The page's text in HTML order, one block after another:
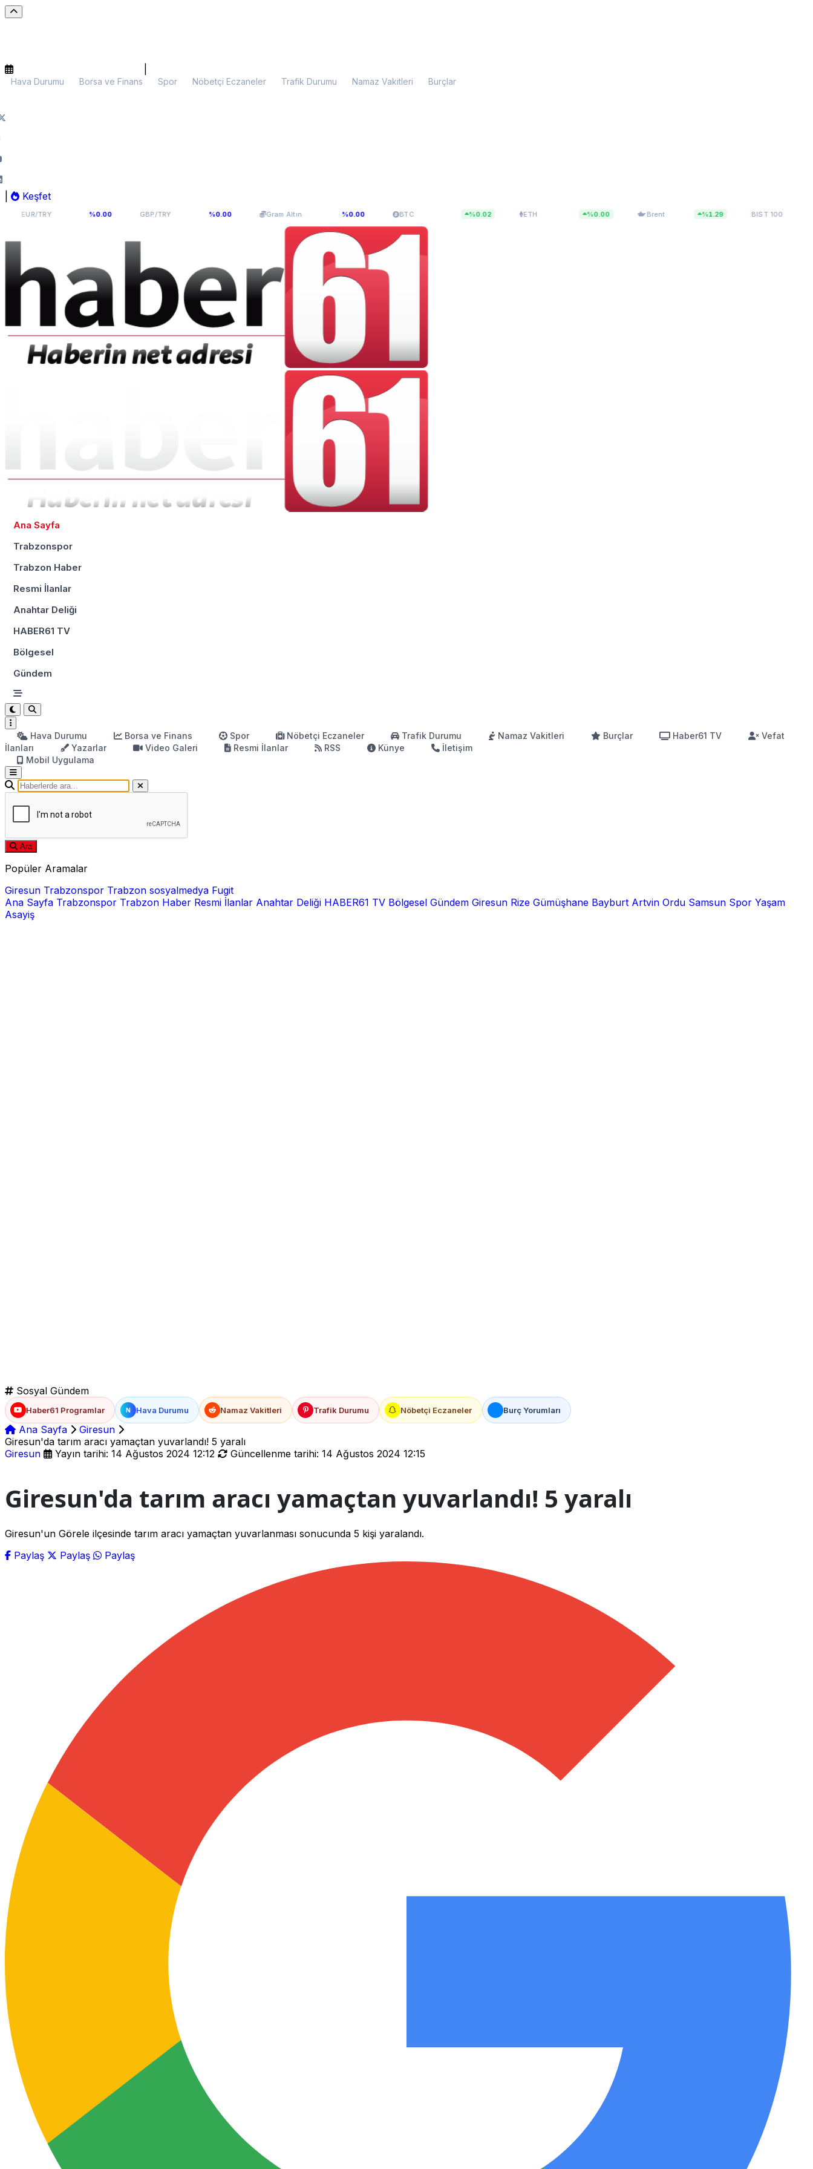
Hava Durumu Borsa ve Finans Spor Nöbetçi Eczaneler Trafik Durumu Namaz Vakitleri Burçlar
Keşfet
55,1141 %0.00 GBP/TRY 64,2936 %0.00 Gram Altın6.107,34 BTC $64.960,81 ETH $1.918,89 Brent $83,55 %1.29 BIST 100 13.779,40
Ana Sayfa
Trabzonspor
Trabzon Haber
Resmi İlanlar
Anahtar Deliği
HABER61 TV
Bölgesel
Gündem
Hava Durumu Borsa ve Finans Spor Nöbetçi Eczaneler Trafik Durumu Namaz Vakitleri Burçlar Haber61 TV
Vefat
İlanları
Yazarlar Video Galeri Resmi İlanlar RSS Künye
İletişim
Mobil Uygulama
Ara
Popüler Aramalar
Giresun Trabzonspor Trabzon sosyalmedya Fugit
Ana Sayfa Trabzonspor Trabzon Haber Resmi İlanlar Anahtar Deliği HABER61 TV Bölgesel Gündem Giresun Rize Gümüşhane Bayburt Artvin Ordu Samsun Spor Yaşam
Asayiş
Sosyal Gündem
Haber61 Programlar N Hava Durumu Namaz Vakitleri Trafik Durumu Nöbetçi Eczaneler Burç Yorumları
Ana Sayfa
Giresun
Giresun'da tarım aracı yamaçtan yuvarlandı! 5 yaralı
Giresun
Yayın tarihi: 14 Ağustos 2024 12:12 Güncellenme tarihi: 14 Ağustos 2024 12:15
Giresun'da tarım aracı yamaçtan yuvarlandı! 5 yaralı
Giresun'un Görele ilçesinde tarım aracı yamaçtan yuvarlanması sonucunda 5 kişi yaralandı.
Paylaş
Paylaş Paylaş